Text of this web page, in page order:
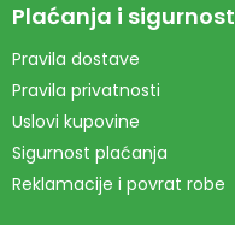
Plaćanja i sigurnost
Pravila dostave
Pravila privatnosti
Uslovi kupovine
Sigurnost plaćanja
Reklamacije i povrat robe